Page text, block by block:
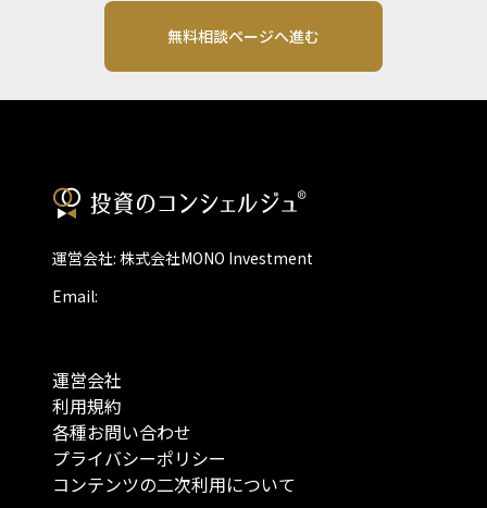
無料相談ページへ進む
運営会社: 株式会社MONO Investment
Email:
運営会社
利用規約
各種お問い合わせ
プライバシーポリシー
コンテンツの二次利用について